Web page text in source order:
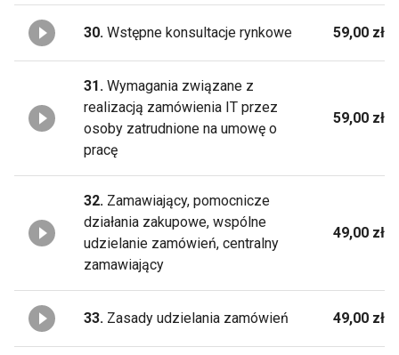
30. Wstępne konsultacje rynkowe 59,00 zł
31. Wymagania związane z
realizacją zamówienia IT przez
osoby zatrudnione na umowę o
pracę
59,00 zł
32. Zamawiający, pomocnicze
działania zakupowe, wspólne
udzielanie zamówień, centralny
zamawiający
49,00 zł
33. Zasady udzielania zamówień 49,00 zł